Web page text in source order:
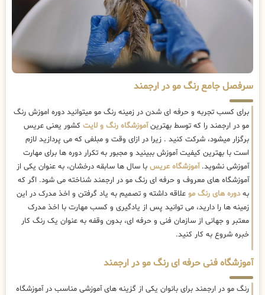
سرفصل جامع رنگ مو در ارجمند
برای کسب تجربه و حرفه ای شدن در زمینه رنگ مو میتوانید دوره اموزش رنگ
مو در ارجمند را که توسط بهترینآموزشگاه رنگ و لایت کشور یعنی عریس
برگزار میشود، شرکت کنید . زیرا در ازای وقت و مبلغی که می پردازید لازم
است با بهترین کیفیت آموزش ببینید و مجبور به تکرار دوره ها برای مهارت
آموزشی نشوید.آموزشگاه عریس با سال ها سابقه درخشان، به عنوان یکی از
آموزشگاه های معروف و حرفه ای رنگ مو در ارجمند شناخته می شود. اگر که
بهدوره های رنگ مو علاقه داشته و تصمیم به یاد گرفتن و اخذ مدرک در این
زمینه ها را دارید، می توانید پس از یادگیری و کسب مهارت با اخذ مدرک
معتبر و جهانی از سازمان فنی و حرفه ای، بدون وقفه به عنوان یک رنگ کار
خبره شروع به کار کنید.
آموزشگاه فنی حرفه ای رنگ مو در ارجمند
رنگ مو در ارجمند برای بانوان یکی از گزینه های آموزشی مناسب در آموزشگاه